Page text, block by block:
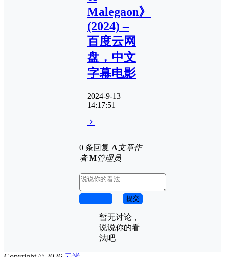
Malegaon》
(2024) –
百度云网
盘，中文
字幕电影
2024-9-13
14:17:51
0 条回复 A文章作
者 M管理员
提交
暂无讨论，
说说你的看
法吧